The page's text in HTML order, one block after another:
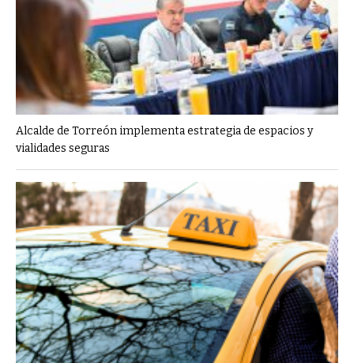
Alcalde de Torreón implementa estrategia de espacios y
vialidades seguras